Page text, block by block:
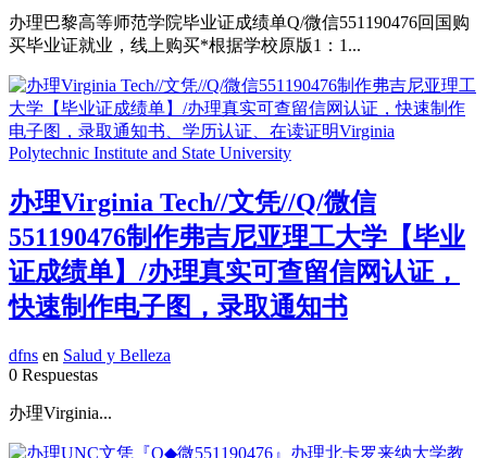
办理巴黎高等师范学院毕业证成绩单Q/微信551190476回国购
买毕业证就业，线上购买*根据学校原版1：1...
办理Virginia Tech//文凭//Q/微信
551190476制作弗吉尼亚理工大学【毕业
证成绩单】/办理真实可查留信网认证，
快速制作电子图，录取通知书
dfns en Salud y Belleza
0 Respuestas
办理Virginia...